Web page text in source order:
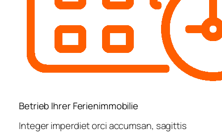
Betrieb Ihrer Ferienimmobilie
Integer imperdiet orci accumsan, sagittis